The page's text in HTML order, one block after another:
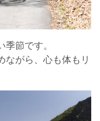
節です。
ながら、心も体もリ